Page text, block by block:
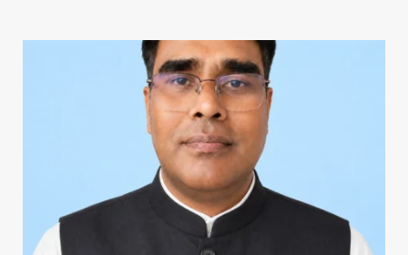
at c
e
b
o
k
k
e
dI
n
ai
l
ar
e